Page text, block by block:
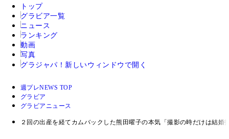
トップ
グラビア一覧
ニュース
ランキング
動画
写真
グラジャパ！ 新しいウィンドウで開く
週プレNEWS TOP
グラビア
グラビアニュース
２回の出産を経てカムバックした熊田曜子の本気「撮影の時だけは結